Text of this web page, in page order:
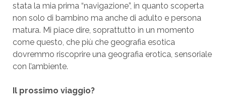
stata la mia prima “navigazione”, in quanto scoperta
non solo di bambino ma anche di adulto e persona
matura. Mi piace dire, soprattutto in un momento
come questo, che più che geografia esotica
dovremmo riscoprire una geografia erotica, sensoriale
con l’ambiente.
Il prossimo viaggio?